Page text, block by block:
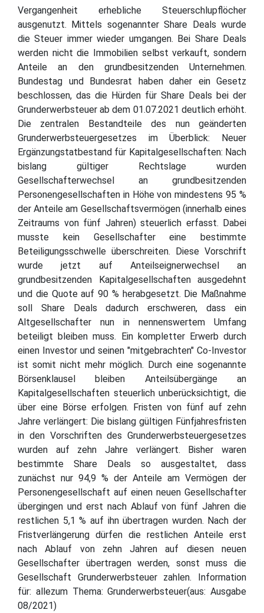
Vergangenheit erhebliche Steuerschlupflöcher
ausgenutzt. Mittels sogenannter Share Deals wurde
die Steuer immer wieder umgangen. Bei Share Deals
werden nicht die Immobilien selbst verkauft, sondern
Anteile an den grundbesitzenden Unternehmen.
Bundestag und Bundesrat haben daher ein Gesetz
beschlossen, das die Hürden für Share Deals bei der
Grunderwerbsteuer ab dem 01.07.2021 deutlich erhöht.
Die zentralen Bestandteile des nun geänderten
Grunderwerbsteuergesetzes im Überblick: Neuer
Ergänzungstatbestand für Kapitalgesellschaften: Nach
bislang gültiger Rechtslage wurden
Gesellschafterwechsel an grundbesitzenden
Personengesellschaften in Höhe von mindestens 95 %
der Anteile am Gesellschaftsvermögen (innerhalb eines
Zeitraums von fünf Jahren) steuerlich erfasst. Dabei
musste kein Gesellschafter eine bestimmte
Beteiligungsschwelle überschreiten. Diese Vorschrift
wurde jetzt auf Anteilseignerwechsel an
grundbesitzenden Kapitalgesellschaften ausgedehnt
und die Quote auf 90 % herabgesetzt. Die Maßnahme
soll Share Deals dadurch erschweren, dass ein
Altgesellschafter nun in nennenswertem Umfang
beteiligt bleiben muss. Ein kompletter Erwerb durch
einen Investor und seinen "mitgebrachten" Co-Investor
ist somit nicht mehr möglich. Durch eine sogenannte
Börsenklausel bleiben Anteilsübergänge an
Kapitalgesellschaften steuerlich unberücksichtigt, die
über eine Börse erfolgen. Fristen von fünf auf zehn
Jahre verlängert: Die bislang gültigen Fünfjahresfristen
in den Vorschriften des Grunderwerbsteuergesetzes
wurden auf zehn Jahre verlängert. Bisher waren
bestimmte Share Deals so ausgestaltet, dass
zunächst nur 94,9 % der Anteile am Vermögen der
Personengesellschaft auf einen neuen Gesellschafter
übergingen und erst nach Ablauf von fünf Jahren die
restlichen 5,1 % auf ihn übertragen wurden. Nach der
Fristverlängerung dürfen die restlichen Anteile erst
nach Ablauf von zehn Jahren auf diesen neuen
Gesellschafter übertragen werden, sonst muss die
Gesellschaft Grunderwerbsteuer zahlen. Information
für: allezum Thema: Grunderwerbsteuer(aus: Ausgabe
08/2021)